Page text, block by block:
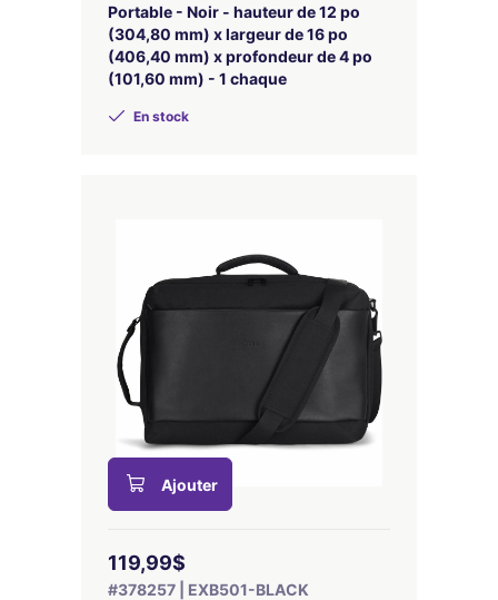
Portable - Noir - hauteur de 12 po
(304,80 mm) x largeur de 16 po
(406,40 mm) x profondeur de 4 po
(101,60 mm) - 1 chaque
En stock
Ajouter
119,99$
#378257 | EXB501-BLACK